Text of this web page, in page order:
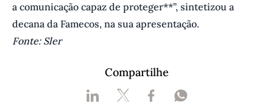
a comunicação capaz de proteger**”, sintetizou a
decana da Famecos, na sua apresentação.
Fonte: Sler
Compartilhe